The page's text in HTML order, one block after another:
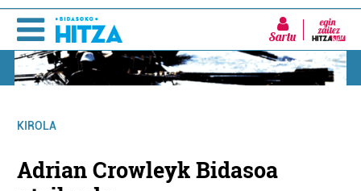
Sartu
KIROLA
Adrian Crowleyk Bidasoa